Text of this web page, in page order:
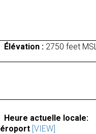
Élévation :2750 feet MSL.
Heure actuelle locale:
[VIEW]